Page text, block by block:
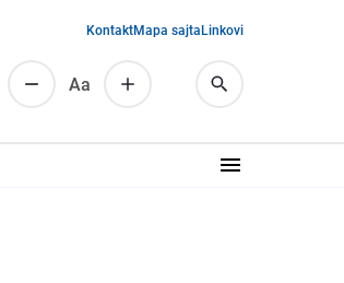
Аа
KontaktMapa sajta Linkovi